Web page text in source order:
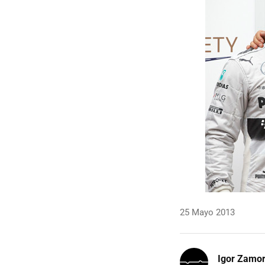
25 Mayo 2013
Igor